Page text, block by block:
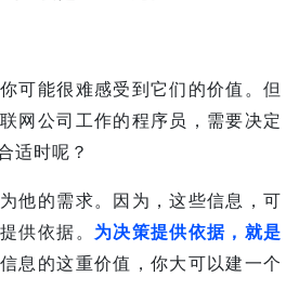
可能很难感受到它们的价值。 但
网公司工作的程序员，需要决定
适时呢？
他的需求。
因为，这些信息，可
供依据。 为决策提供依据，就是
息的这重价值，你大可以建一个